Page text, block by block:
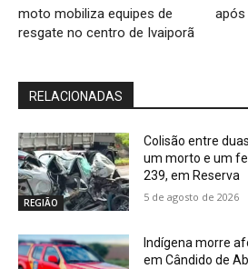
moto mobiliza equipes de
resgate no centro de Ivaiporã
após
RELACIONADAS
REGIÃO
Colisão entre
um morto e um
239, em Reserva
5 de agosto de 2026
Indígena morre
em Cândido de